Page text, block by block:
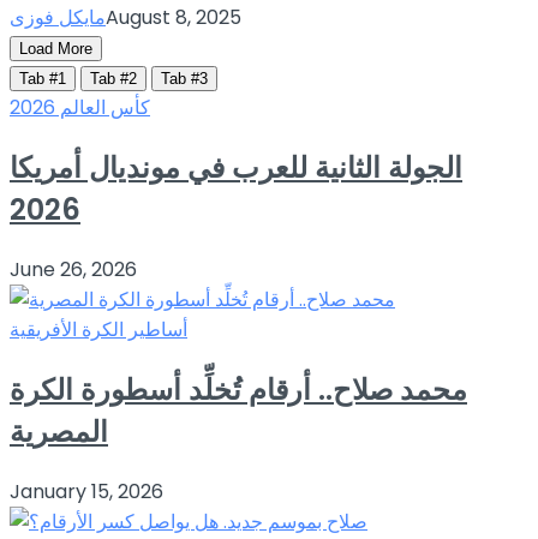
مايكل فوزىAugust 8, 2025
Load More
Tab #1
Tab #2 Tab #3
كأس العالم 2026
الجولة الثانية للعرب في مونديال أمريكا
2026
June 26, 2026
أساطير الكرة الأفريقية
محمد صلاح.. أرقام تُخلِّد أسطورة الكرة
المصرية
January 15, 2026